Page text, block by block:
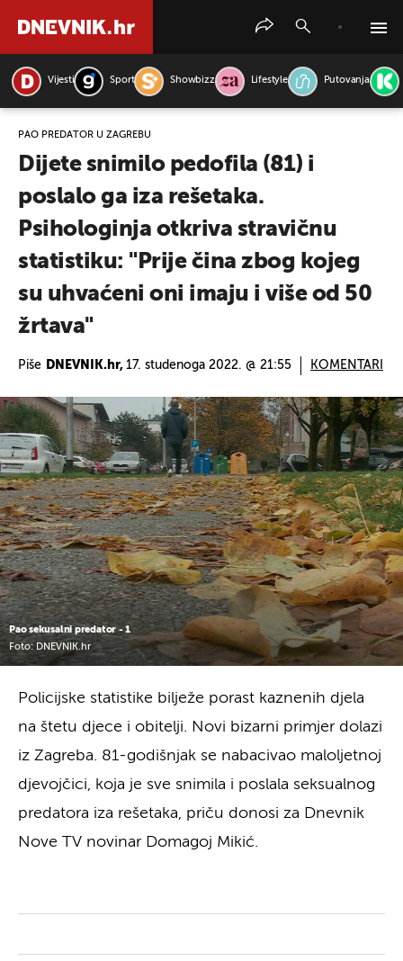
Vijesti Sport Showbizz Lifestyle Putovanja
PAO PREDATOR U ZAGREBU
Dijete snimilo pedofila (81) i
poslalo ga iza rešetaka.
Psihologinja otkriva stravičnu
statistiku: "Prije čina zbog kojeg
su uhvaćeni oni imaju i više od 50
žrtava"
Piše DNEVNIK.hr, 17. studenoga 2022. @ 21:55 KOMENTARI
Pao sekusalni predator - 1
Foto: DNEVNIK.hr
Policijske statistike bilježe porast kaznenih djela
na štetu djece i obitelji. Novi bizarni primjer dolazi
iz Zagreba. 81-godišnjak se nabacivao maloljetnoj
djevojčici, koja je sve snimila i poslala seksualnog
predatora iza rešetaka, priču donosi za Dnevnik
Nove TV novinar Domagoj Mikić.
PRETRAŽITE VIJESTI